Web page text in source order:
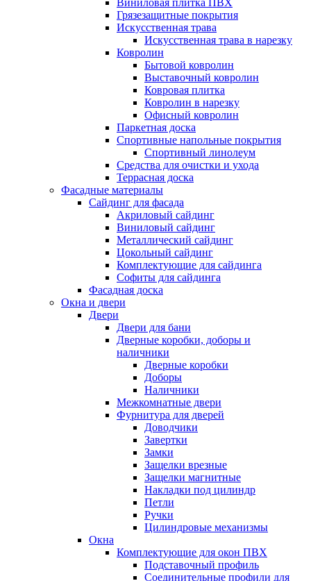
Виниловая плитка ПВХ
Грязезащитные покрытия
Искусственная трава
Искусственная трава в нарезку
Ковролин
Бытовой ковролин
Выставочный ковролин
Ковровая плитка
Ковролин в нарезку
Офисный ковролин
Паркетная доска
Спортивные напольные покрытия
Спортивный линолеум
Средства для очистки и ухода
Террасная доска
Фасадные материалы
Сайдинг для фасада
Акриловый сайдинг
Виниловый сайдинг
Металлический сайдинг
Цокольный сайдинг
Комплектующие для сайдинга
Софиты для сайдинга
Фасадная доска
Окна и двери
Двери
Двери для бани
Дверные коробки, доборы и
наличники
Дверные коробки
Доборы
Наличники
Межкомнатные двери
Фурнитура для дверей
Доводчики
Завертки
Замки
Защелки врезные
Защелки магнитные
Накладки под цилиндр
Петли
Ручки
Цилиндровые механизмы
Окна
Комплектующие для окон ПВХ
Подставочный профиль
Соединительные профили для